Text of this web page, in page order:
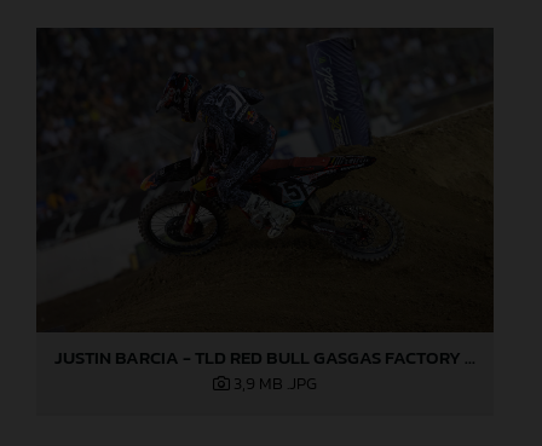
JUSTIN BARCIA - TLD RED BULL GASGAS FACTORY RACING - LAS VEGAS
3,9 MB .JPG